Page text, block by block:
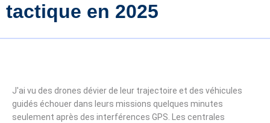
tactique en 2025
J'ai vu des drones dévier de leur trajectoire et des véhicules
guidés échouer dans leurs missions quelques minutes
seulement après des interférences GPS. Les centrales